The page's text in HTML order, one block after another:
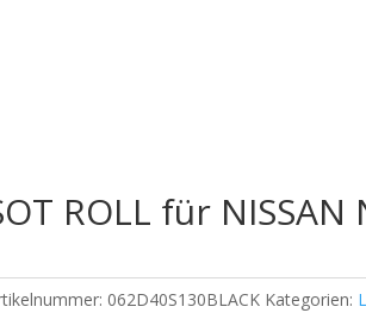
ROLL für
062D40S130BLACK Kategorien: